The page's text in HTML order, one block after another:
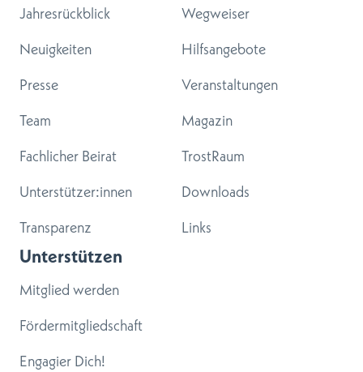
Jahresrückblick
Neuigkeiten
Presse
Team
Fachlicher Beirat
Unterstützer:innen
Transparenz
Wegweiser
Hilfsangebote
Veranstaltungen
Magazin
TrostRaum
Downloads
Links
Unterstützen
Mitglied werden
Fördermitgliedschaft
Engagier Dich!